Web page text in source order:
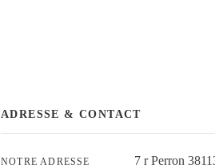
ADRESSE & CONTACT
NOTRE ADRESSE 7 r Perron